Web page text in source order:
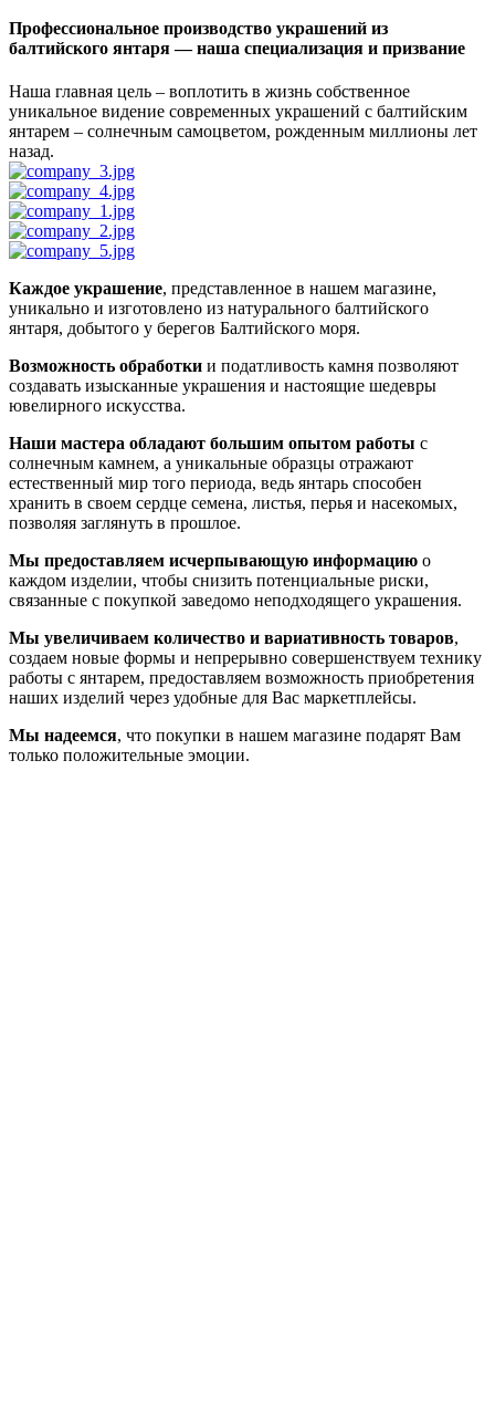
Профессиональное производство украшений из
балтийского янтаря — наша специализация и призвание
Наша главная цель – воплотить в жизнь собственное
уникальное видение современных украшений с балтийским
янтарем – солнечным самоцветом, рожденным миллионы лет
назад.
Каждое украшение, представленное в нашем магазине,
уникально и изготовлено из натурального балтийского
янтаря, добытого у берегов Балтийского моря.
Возможность обработки и податливость камня позволяют
создавать изысканные украшения и настоящие шедевры
ювелирного искусства.
Наши мастера обладают большим опытом работы с
солнечным камнем, а уникальные образцы отражают
естественный мир того периода, ведь янтарь способен
хранить в своем сердце семена, листья, перья и насекомых,
позволяя заглянуть в прошлое.
Мы предоставляем исчерпывающую информацию о
каждом изделии, чтобы снизить потенциальные риски,
связанные с покупкой заведомо неподходящего украшения.
Мы увеличиваем количество и вариативность товаров,
создаем новые формы и непрерывно совершенствуем технику
работы с янтарем, предоставляем возможность приобретения
наших изделий через удобные для Вас маркетплейсы.
Мы надеемся, что покупки в нашем магазине подарят Вам
только положительные эмоции.